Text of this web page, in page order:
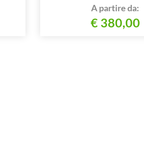
A partire da:
€ 380,00